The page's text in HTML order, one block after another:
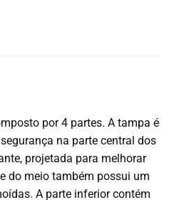
por 4 partes. A tampa é
na parte central dos
projetada para melhorar
do meio também possui um
A parte inferior contém